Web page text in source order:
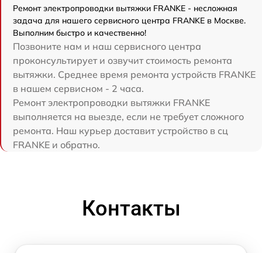
Ремонт электропроводки вытяжки FRANKE - несложная
задача для нашего сервисного центра FRANKE в Москве.
Выполним быстро и качественно!
Позвоните нам и наш сервисного центра
проконсультирует и озвучит стоимость ремонта
вытяжки. Среднее время ремонта устройств FRANKE
в нашем сервисном - 2 часа.
Ремонт электропроводки вытяжки FRANKE
выполняется на выезде, если не требует сложного
ремонта. Наш курьер доставит устройство в сц
FRANKE и обратно.
Контакты